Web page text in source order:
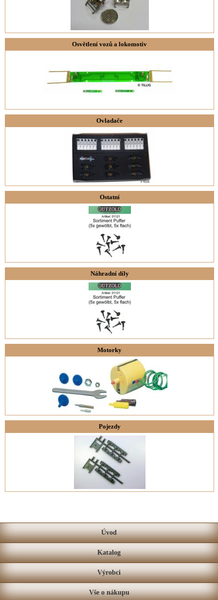
Osvětlení vozů a lokomotiv
Ovladače
Ostatní
Náhradní díly
Motorky
Pojezdy
Úvod
Katalog
Výrobci
Vše o nákupu